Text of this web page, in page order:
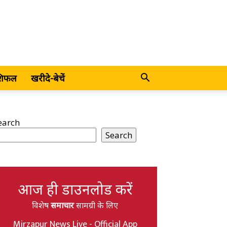
खरीदे-बेचें
Search
आज ही डाउनलोड करें
विशेषसमाचारसामग्री के लिए